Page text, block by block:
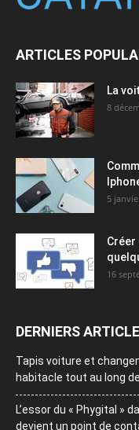
ARTICLES
La
8
5
Créer
16
DERNIERS
Tapis voiture et
habitacle tout au long
L’essor du « Phygital »
devient un point de